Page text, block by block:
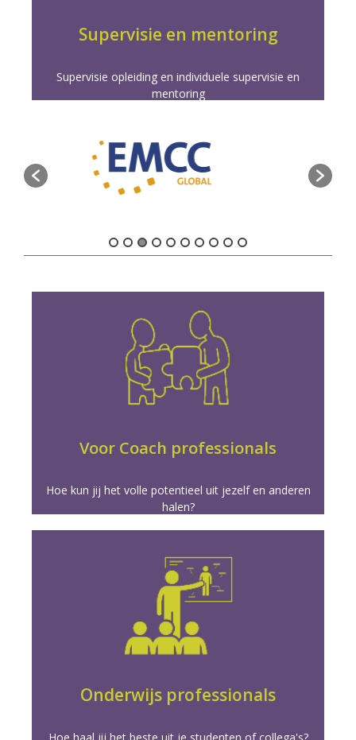
Supervisie en mentoring
Supervisie opleiding en individuele supervisie en
mentoring
Voor Coach professionals
Hoe kun jij het volle potentieel uit jezelf en anderen
halen?
geaccrediteerde opleidingen.
Meer info
Onderwijs professionals
zullen je omvormen tot de begeleider die zij nodig
hebben.
Meer info